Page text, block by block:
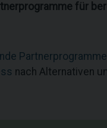
für
Partnerprogramme
nach Alternativen